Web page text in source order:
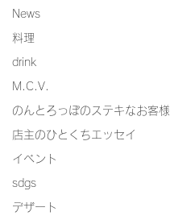
News
料理
drink
M.C.V.
のんとろっぽのステキなお客様
店主のひとくちエッセイ
イベント
sdgs
デザート